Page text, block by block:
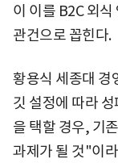
이 이를 B2C 외
관건으로 꼽힌다.
황용식 세종대 경
깃 설정에 따라
을 택할 경우, 기
과제가 될 것"이